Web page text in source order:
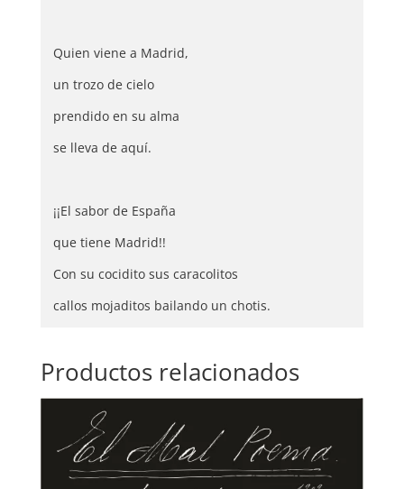
Quien viene a Madrid,
un trozo de cielo
prendido en su alma
se lleva de aquí.
¡¡El sabor de España
que tiene Madrid!!
Con su cocidito sus caracolitos
callos mojaditos bailando un chotis.
Productos relacionados